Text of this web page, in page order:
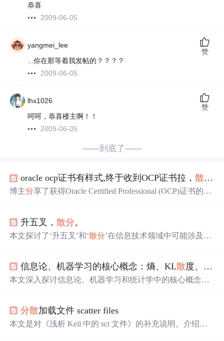
恭喜
2009-06-05
yangmei_lee
...你在那等着我发帖的？？？？
2009-06-05
赞
lhx1026
呵呵，恭喜楼主啊！！
2009-06-05
赞
——到底了——
oracle ocp证书有样式,终于收到OCP证书拉，散分
博主分享了获得Oracle Certified Professional (OCP)证书的过
有意考证者有参考价值。
升五叉，散分。
本文探讨了‘升五叉’和‘散分’在信息技术领域中可能涉及的
应用场景。
信息论、机器学习的核心概念：熵、KL散度、JS
本文深入探讨信息论、机器学习和统计学中的核心概念，
商务数据漂移检测实例，展示了这些
分布变化方面的作用，可助力企业决策。
分散加载文件 scatter files
本文是对《浅析 Keil 中的 sct 文件》的补充说明。介绍了